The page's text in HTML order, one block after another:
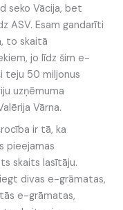
seko Vācija, bet
ASV. Esam gandarīti
to skaitā
jo līdz šim e-
teju 50 miljonus
uzņēmuma
Vārna.
ir tā, ka
pieejamas
skaits lasītāju.
divas e-grāmatas,
e-grāmatas,